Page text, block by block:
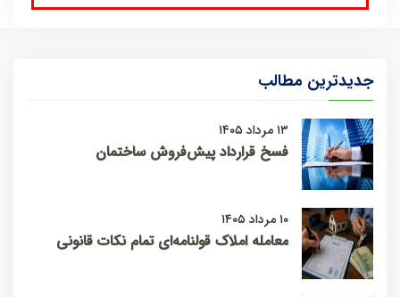
جدیدترین مطالب
۱۳ مرداد ۱۴۰۵
فسخ قرارداد پیش‌فروش ساختمان
۱۰ مرداد ۱۴۰۵
معامله املاک قولنامه‌ای تمام نکات قانونی